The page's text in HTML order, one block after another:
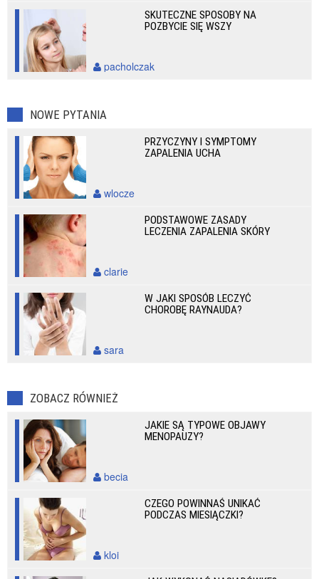
SKUTECZNE SPOSOBY NA
POZBYCIE SIĘ WSZY
pacholczak
NOWE PYTANIA
PRZYCZYNY I SYMPTOMY
ZAPALENIA UCHA
wlocze
PODSTAWOWE ZASADY
LECZENIA ZAPALENIA SKÓRY
clarie
W JAKI SPOSÓB LECZYĆ
CHOROBĘ RAYNAUDA?
sara
ZOBACZ RÓWNIEŻ
JAKIE SĄ TYPOWE OBJAWY
MENOPAUZY?
becia
CZEGO POWINNAŚ UNIKAĆ
PODCZAS MIESIĄCZKI?
kloi